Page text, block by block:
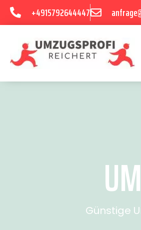
+4915792644447
Günstige